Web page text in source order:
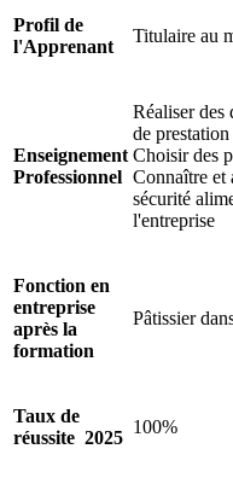
Profil de
l'Apprenant
Titulaire au
Enseignement
Professionnel
Réaliser des
de
Choisir des
Connaître et
sécurité
l'entreprise
Fonction en
entreprise
après la
formation
Pâtissier
Taux de
réussite 2025
100%